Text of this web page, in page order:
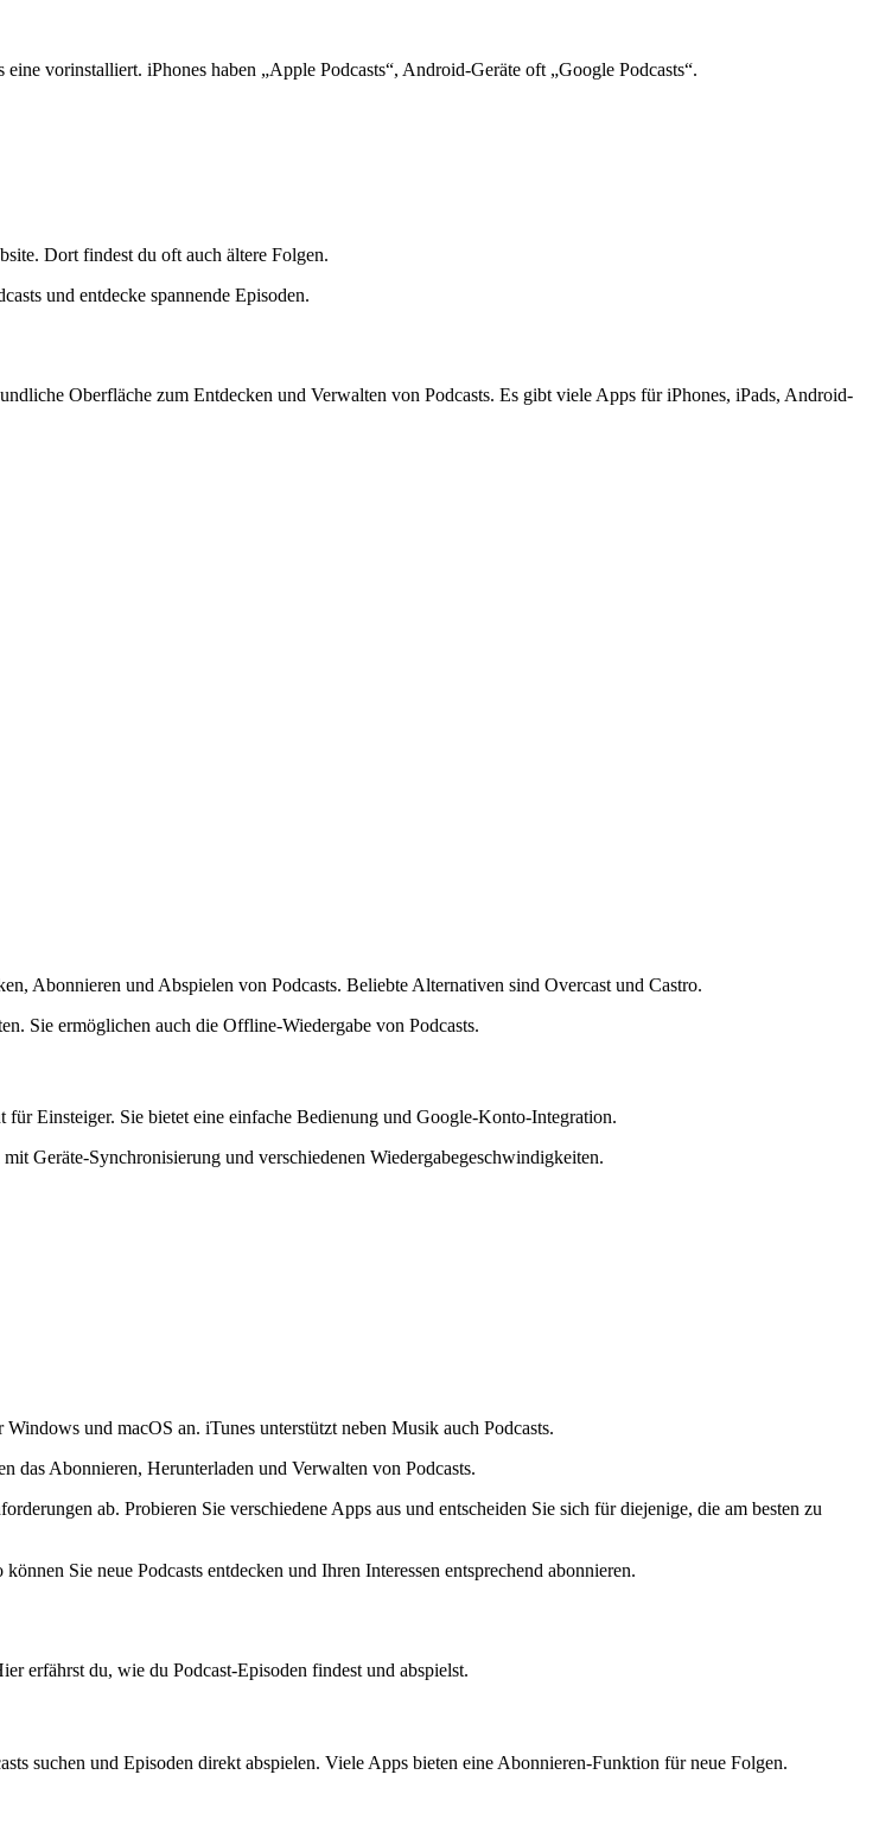
vorinstalliert. iPhones haben „Apple Podcasts“, Android-Geräte oft „Google Podcasts“.
Dort findest du oft auch ältere Folgen.
und entdecke spannende Episoden.
Oberfläche zum Entdecken und Verwalten von Podcasts. Es gibt viele Apps für iPhones, iPads, Android-
Abonnieren und Abspielen von Podcasts. Beliebte Alternativen sind Overcast und Castro.
Sie ermöglichen auch die Offline-Wiedergabe von Podcasts.
Einsteiger. Sie bietet eine einfache Bedienung und Google-Konto-Integration.
Geräte-Synchronisierung und verschiedenen Wiedergabegeschwindigkeiten.
und macOS an. iTunes unterstützt neben Musik auch Podcasts.
das Abonnieren, Herunterladen und Verwalten von Podcasts.
ab. Probieren Sie verschiedene Apps aus und entscheiden Sie sich für diejenige, die am besten zu
Sie neue Podcasts entdecken und Ihren Interessen entsprechend abonnieren.
erfährst du, wie du Podcast-Episoden findest und abspielst.
suchen und Episoden direkt abspielen. Viele Apps bieten eine Abonnieren-Funktion für neue Folgen.